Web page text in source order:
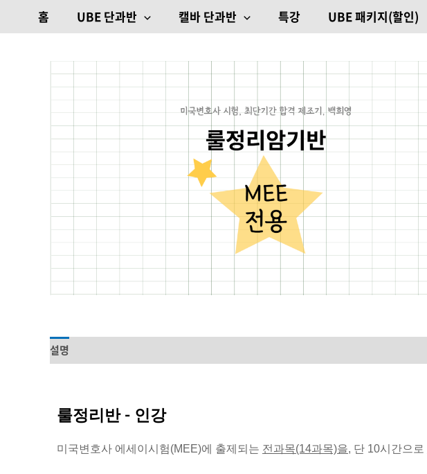
홈 UBE 단과반 캘바 단과반 특강 UBE 패키지(할인)
설명
룰정리반 - 인강
미국변호사 에세이시험(MEE)에 출제되는 전과목(14과목)을, 단 10시간으로